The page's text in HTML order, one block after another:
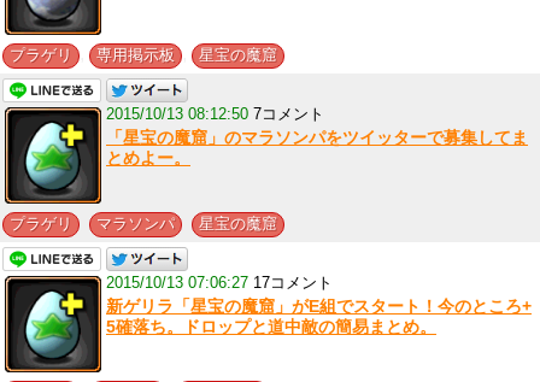
プラゲリ 専用掲示板 星宝の魔窟
2015/10/13 08:12:50 7コメント
「星宝の魔窟」のマラソンパをツイッターで募集してま
とめよー。
プラゲリ マラソンパ 星宝の魔窟
2015/10/13 07:06:27 17コメント
新ゲリラ「星宝の魔窟」がE組でスタート！今のところ+
5確落ち。ドロップと道中敵の簡易まとめ。